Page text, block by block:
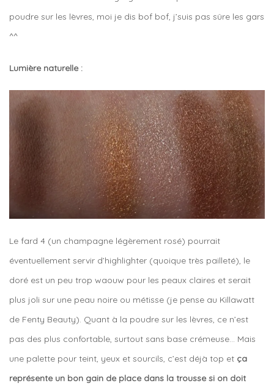
poudre sur les lèvres, moi je dis bof bof, j’suis pas sûre les gars
^^
Lumière naturelle :
Le fard 4 (un champagne légèrement rosé) pourrait
éventuellement servir d’highlighter (quoique très pailleté), le
doré est un peu trop waouw pour les peaux claires et serait
plus joli sur une peau noire ou métisse (je pense au Killawatt
de Fenty Beauty). Quant à la poudre sur les lèvres, ce n’est
pas des plus confortable, surtout sans base crémeuse… Mais
une palette pour teint, yeux et sourcils, c’est déjà top et ça
représente un bon gain de place dans la trousse si on doit